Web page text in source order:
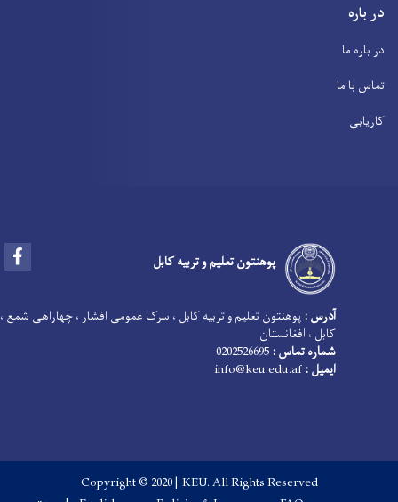
در باره
در باره ما
تماس با ما
کاریابی
پوهنتون تعلیم و تربیه کابل
آدرس : پوهنتون تعلیم و تربیه کابل ، سرک عمومی افشار ، چهاراهی شمع ،
کابل ، افغانستان
شماره تماس :
ایمیل :
Copyright © 2020 | KEU. All Rights Reserved